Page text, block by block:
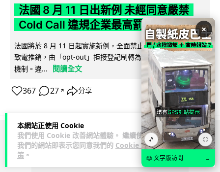
本網站正使用 Cookie
我們使用 Cookie 改善網站體驗。 繼續使用
我們的網站即表示您同意我們的 Cookie 政
策 。
法國 8 月 11 日出新例 未經同意嚴禁
Cold Call 違規企業最高罰 345 萬
法國將於 8 月 11 日起實施新例，全面禁止企業未經消費者同意
致電推銷，由「opt-out」拒接登記制轉為「opt-in」先徵同意
機制。違...
閱讀全文
367 27 ↗ 分享
ADVERTISEMENT
×
🎵 ⛶
📖 文字版訪問 →